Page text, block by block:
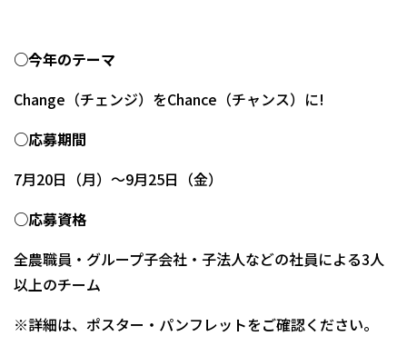
○今年のテーマ
Change （チェンジ）をChance （チャンス）に!
○応募期間
7月20日（月）～9月25日（金）
○応募資格
全農職員・グループ子会社・子法人などの社員による3人
以上のチーム
※詳細は、ポスター・パンフレットをご確認ください。